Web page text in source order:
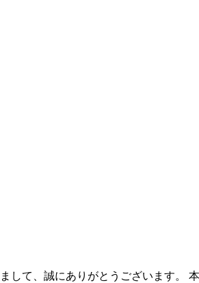
して、誠にありがとうございます